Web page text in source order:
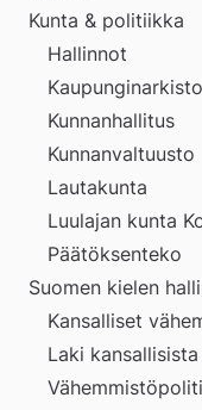
Kunta & politiikka
Hallinnot
Kaupunginarkisto
Kunnanhallitus
Kunnanvaltuusto
Lautakunta
Luulajan kunta
Päätöksenteko
Suomen kielen
Kansalliset
Laki